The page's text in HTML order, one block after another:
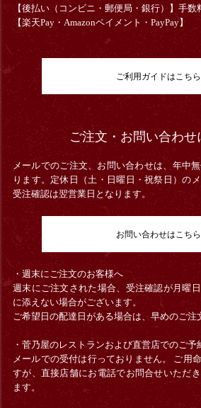
【後払い（コンビニ・郵便局・銀行）】手数
【楽天Pay・Amazonペイメント・PayPay】
ご利用ガイドはこちら
ご注文・お問い合わせ
メールでのご注文、お問い合わせは、年中
ります。定休日（土・日曜日・祝祭日）の
受注確認は翌営業日となります。
お問い合わせはこちら
・週末にご注文のお客様へ
週末にご注文された場合、受注確認が月曜
に添えない場合がございます。
ご希望日の配達日がある場合は、早めのご注
・菅乃屋のレストランおよび直営店でのご予
メールでの受付は行っておりません。 ご用
すが、直接店舗にお電話でお問合せいただ
ます。